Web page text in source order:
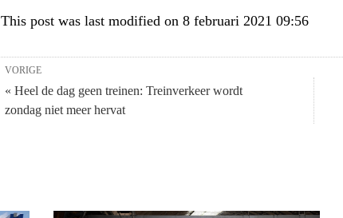
This post was last modified on 8 februari 2021 09:56
VORIGE
« Heel de dag geen treinen: Treinverkeer wordt
zondag niet meer hervat